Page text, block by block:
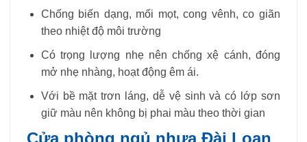
Chống biến dạng, mối mọt, cong vênh, co giãn
theo nhiệt độ môi trường
Có trọng lượng nhẹ nên chống xệ cánh, đóng
mở nhẹ nhàng, hoạt động êm ái.
Với bề mặt trơn láng, dễ vệ sinh và có lớp sơn
giữ màu nên không bị phai màu theo thời gian